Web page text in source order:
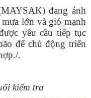
đang ảnh
lớn và gió mạnh
yêu cầu tiếp tục
để chủ động triển
.
kiểm tra